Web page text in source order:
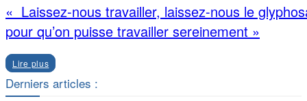
« Laissez-nous travailler, laissez-nous le
pour qu’on puisse travailler sereinement »
Lire plus
Derniers articles :